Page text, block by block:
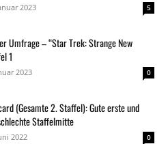
2023 5
Umfrage – “Star Trek: Strange New
1
2023 0
(Gesamte 2. Staffel): Gute erste und
Staffelmitte
2022 0